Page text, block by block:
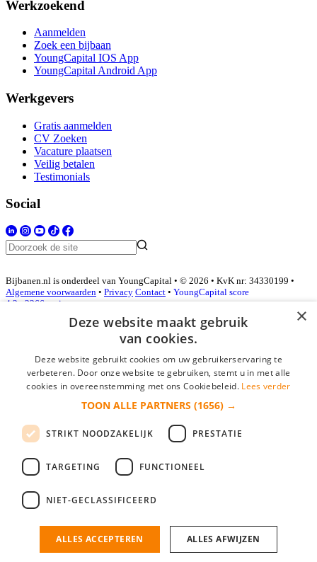
Werkzoekend
Aanmelden
Zoek een bijbaan
YoungCapital IOS App
YoungCapital Android App
Werkgevers
Gratis aanmelden
CV Zoeken
Vacature plaatsen
Veilig betalen
Testimonials
Social
Bijbanen.nl is onderdeel van YoungCapital • © 2026 • KvK nr: 34330199 •
Algemene voorwaarden • Privacy Contact • YoungCapital score
4.3 - 3366 reviews
Inloggen als bedrijf
*
login gegevens onthouden
login
Bedrijf aanmelden
nieuwe collega/werknemer zo gevonden!
×
Deze website maakt gebruik
van cookies.
Deze website gebruikt cookies om uw gebruikerservaring te
verbeteren. Door onze website te gebruiken, stemt u in met alle
cookies in overeenstemming met ons Cookiebeleid. Lees verder
TOON ALLE PARTNERS (1656) →
STRIKT NOODZAKELIJK PRESTATIE
TARGETING FUNCTIONEEL
NIET-GECLASSIFICEERD
ALLES ACCEPTEREN ALLES AFWIJZEN